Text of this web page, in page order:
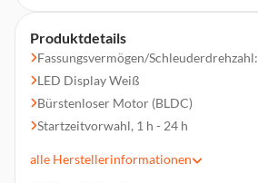
Produktdetails
Fassungsvermögen/
LED Display Weiß
Bürstenloser Motor (BLDC)
Startzeitvorwahl, 1 h - 24 h
alle Herstellerinformationen